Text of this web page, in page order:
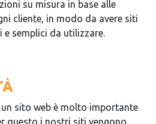
su misura in base alle
cliente, in modo da avere siti
e semplici da utilizzare.
sito web è molto importante
questo i nostri siti vengono